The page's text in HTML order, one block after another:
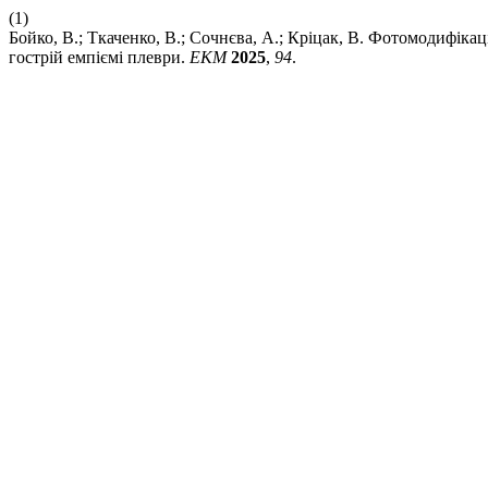
(1)
Бойко, В.; Ткаченко, В.; Сочнєва, А.; Кріцак, В.
гострій емпіємі плеври. ЕКМ 2025, 94.